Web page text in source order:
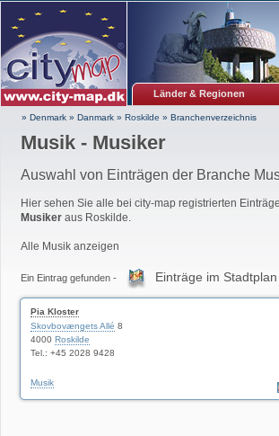
Länder & Regionen
» Denmark » Danmark » Roskilde » Branchenverzeichnis
Musik - Musiker
Auswahl von Einträgen der Branche
Hier sehen Sie alle bei city-map registrierten
Musiker aus Roskilde.
Alle Musik anzeigen
Ein Eintrag gefunden - Einträge im
Pia Kloster
Skovbovængets Allé 8
4000 Roskilde
Tel.: +45 2028 9428
Musik